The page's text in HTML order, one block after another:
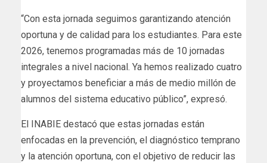
“Con esta jornada seguimos garantizando atención
oportuna y de calidad para los estudiantes. Para este
2026, tenemos programadas más de 10 jornadas
integrales a nivel nacional. Ya hemos realizado cuatro
y proyectamos beneficiar a más de medio millón de
alumnos del sistema educativo público”, expresó.
El INABIE destacó que estas jornadas están
enfocadas en la prevención, el diagnóstico temprano
y la atención oportuna, con el objetivo de reducir las